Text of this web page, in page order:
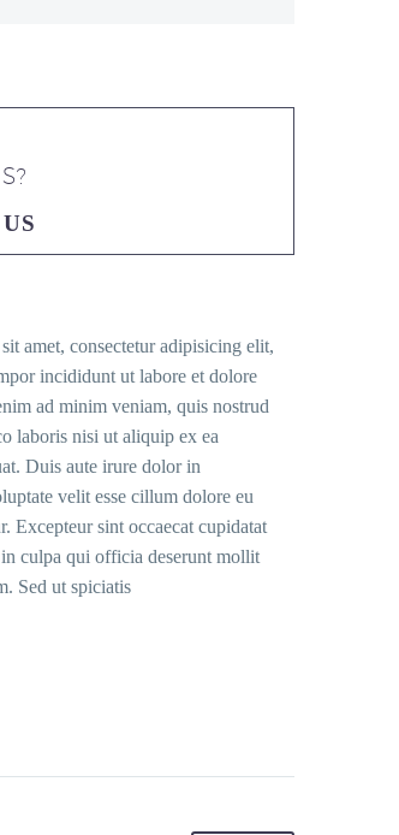
amet, consectetur adipisicing elit,
incididunt ut labore et dolore
ad minim veniam, quis nostrud
laboris nisi ut aliquip ex ea
Duis aute irure dolor in
velit esse cillum dolore eu
Excepteur sint occaecat cupidatat
culpa qui officia deserunt mollit
Sed ut spiciatis